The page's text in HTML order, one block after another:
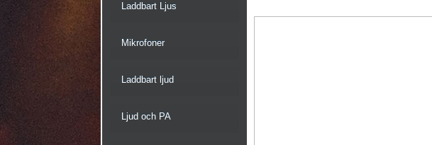
Laddbart Ljus
Mikrofoner
Laddbart ljud
Ljud och PA